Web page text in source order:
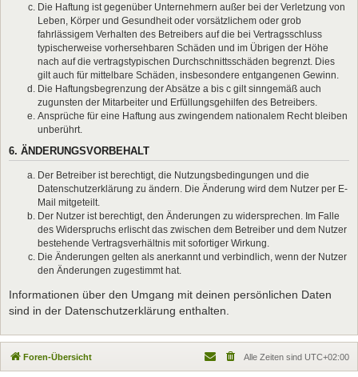
Die Haftung ist gegenüber Unternehmern außer bei der Verletzung von
Leben, Körper und Gesundheit oder vorsätzlichem oder grob
fahrlässigem Verhalten des Betreibers auf die bei Vertragsschluss
typischerweise vorhersehbaren Schäden und im Übrigen der Höhe
nach auf die vertragstypischen Durchschnittsschäden begrenzt. Dies
gilt auch für mittelbare Schäden, insbesondere entgangenen Gewinn.
Die Haftungsbegrenzung der Absätze a bis c gilt sinngemäß auch
zugunsten der Mitarbeiter und Erfüllungsgehilfen des Betreibers.
Ansprüche für eine Haftung aus zwingendem nationalem Recht bleiben
unberührt.
6. ÄNDERUNGSVORBEHALT
Der Betreiber ist berechtigt, die Nutzungsbedingungen und die
Datenschutzerklärung zu ändern. Die Änderung wird dem Nutzer per E-
Mail mitgeteilt.
Der Nutzer ist berechtigt, den Änderungen zu widersprechen. Im Falle
des Widerspruchs erlischt das zwischen dem Betreiber und dem Nutzer
bestehende Vertragsverhältnis mit sofortiger Wirkung.
Die Änderungen gelten als anerkannt und verbindlich, wenn der Nutzer
den Änderungen zugestimmt hat.
Informationen über den Umgang mit deinen persönlichen Daten
sind in der Datenschutzerklärung enthalten.
Foren-Übersicht Alle Zeiten sind UTC+02:00